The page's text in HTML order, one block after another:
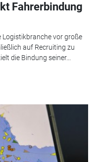
Fahrerbindung
Logistikbranche vor große
auf Recruiting zu
die Bindung seiner...